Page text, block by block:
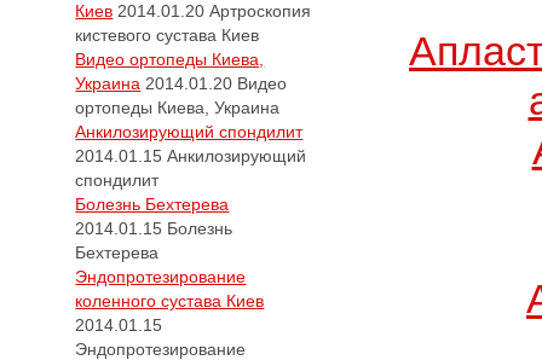
Киев 2014.01.20 Артроскопия
кистевого сустава Киев
Видео ортопеды Киева,
Украина 2014.01.20 Видео
ортопеды Киева, Украина
Анкилозирующий спондилит
2014.01.15 Анкилозирующий
спондилит
Болезнь Бехтерева
2014.01.15 Болезнь
Бехтерева
Эндопротезирование
коленного сустава Киев
2014.01.15
Эндопротезирование